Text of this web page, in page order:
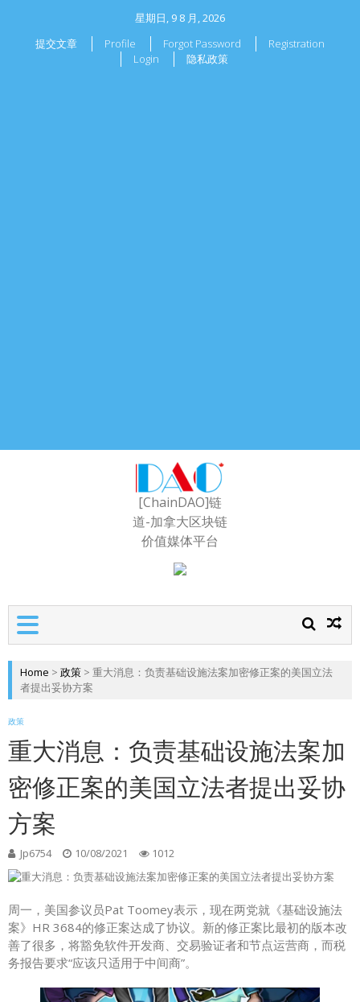
星期日, 9 8 月, 2026
提交文章
Profile Forgot Password
Registration
Login
隐私政策
[ChainDAO]链
道-加拿大区块链
价值媒体平台
Home > 政策 > 重大消息：负责基础设施法案加密修正案的美国立法
者提出妥协方案
政策
重大消息：负责基础设施法案加
密修正案的美国立法者提出妥协
方案
Jp6754 10/08/2021 1012
周一，美国参议员Pat Toomey表示，现在两党就《基础设施法
案》HR 3684的修正案达成了协议。新的修正案比最初的版本改
善了很多，将豁免软件开发商、交易验证者和节点运营商，而税
务报告要求“应该只适用于中间商”。